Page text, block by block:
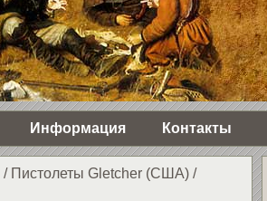
Информация Контакты
/ Пистолеты Gletcher (США)/